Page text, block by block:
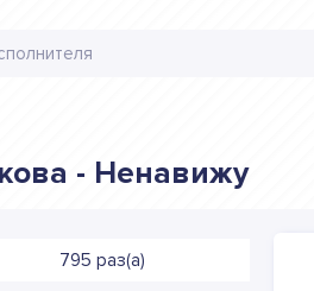
- Ненавижу
795 раз(а)